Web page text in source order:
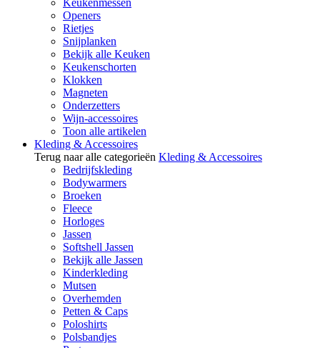
Keukenmessen
Openers
Rietjes
Snijplanken
Bekijk alle Keuken
Keukenschorten
Klokken
Magneten
Onderzetters
Wijn-accessoires
Toon alle artikelen
Kleding & Accessoires
Terug naar alle categorieën Kleding & Accessoires
Bedrijfskleding
Bodywarmers
Broeken
Fleece
Horloges
Jassen
Softshell Jassen
Bekijk alle Jassen
Kinderkleding
Mutsen
Overhemden
Petten & Caps
Poloshirts
Polsbandjes